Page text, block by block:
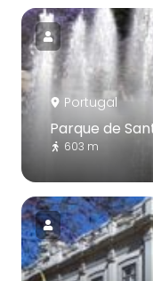
Portugal
Parque de
603 m